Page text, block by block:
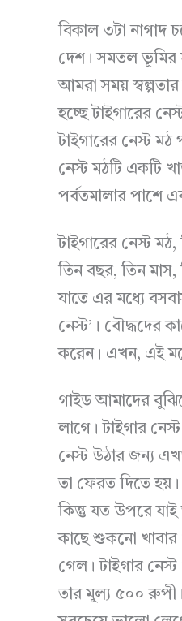
বিকাল ৩টা নাগাদ
দেশ। সমতল ভূমির
আমরা সময়
হচ্ছে টাইগারের
টাইগারের নেস্ট মঠ
নেস্ট মঠটি একটি
পর্বতমালার পাশে
টাইগারের নেস্ট
তিন বছর, তিন মাস,
যাতে এর মধ্যে
নেস্ট’। বৌদ্ধদের
করেন। এখন, এই
গাইড আমাদের
লাগে। টাইগার
নেস্ট উঠার জন্য
তা ফেরত দিতে
কিন্তু যত উপরে যাই
কাছে শুকনো খাবার
গেল। টাইগার
তার মুল্য ৫০০